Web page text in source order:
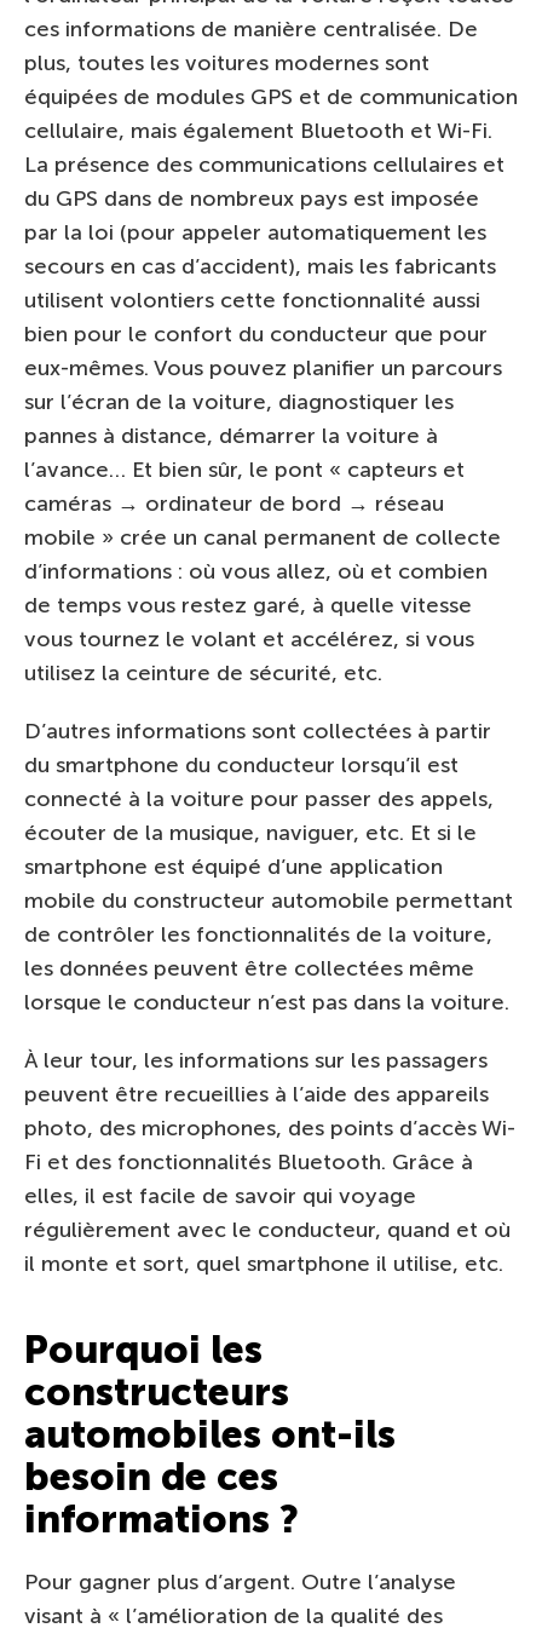
ces informations de manière centralisée. De
plus, toutes les voitures modernes sont
équipées de modules GPS et de communication
cellulaire, mais également Bluetooth et Wi-Fi.
La présence des communications cellulaires et
du GPS dans de nombreux pays est imposée
par la loi (pour appeler automatiquement les
secours en cas d’accident), mais les fabricants
utilisent volontiers cette fonctionnalité aussi
bien pour le confort du conducteur que pour
eux-mêmes. Vous pouvez planifier un parcours
sur l’écran de la voiture, diagnostiquer les
pannes à distance, démarrer la voiture à
l’avance… Et bien sûr, le pont « capteurs et
caméras → ordinateur de bord → réseau
mobile » crée un canal permanent de collecte
d’informations : où vous allez, où et combien
de temps vous restez garé, à quelle vitesse
vous tournez le volant et accélérez, si vous
utilisez la ceinture de sécurité, etc.
D’autres informations sont collectées à partir
du smartphone du conducteur lorsqu’il est
connecté à la voiture pour passer des appels,
écouter de la musique, naviguer, etc. Et si le
smartphone est équipé d’une application
mobile du constructeur automobile permettant
de contrôler les fonctionnalités de la voiture,
les données peuvent être collectées même
lorsque le conducteur n’est pas dans la voiture.
À leur tour, les informations sur les passagers
peuvent être recueillies à l’aide des appareils
photo, des microphones, des points d’accès Wi-
Fi et des fonctionnalités Bluetooth. Grâce à
elles, il est facile de savoir qui voyage
régulièrement avec le conducteur, quand et où
il monte et sort, quel smartphone il utilise, etc.
Pourquoi les
constructeurs
automobiles ont-ils
besoin de ces
informations ?
Pour gagner plus d’argent. Outre l’analyse
visant à « l’amélioration de la qualité des